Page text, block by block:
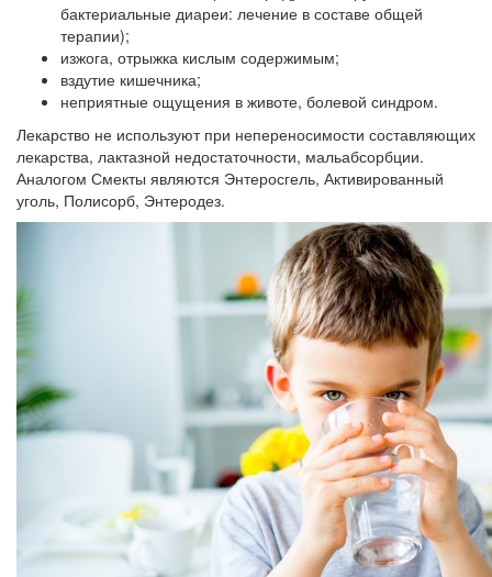
бактериальные диареи: лечение в составе общей
терапии);
изжога, отрыжка кислым содержимым;
вздутие кишечника;
неприятные ощущения в животе, болевой синдром.
Лекарство не используют при непереносимости составляющих
лекарства, лактазной недостаточности, мальабсорбции.
Аналогом Смекты являются Энтеросгель, Активированный
уголь, Полисорб, Энтеродез.